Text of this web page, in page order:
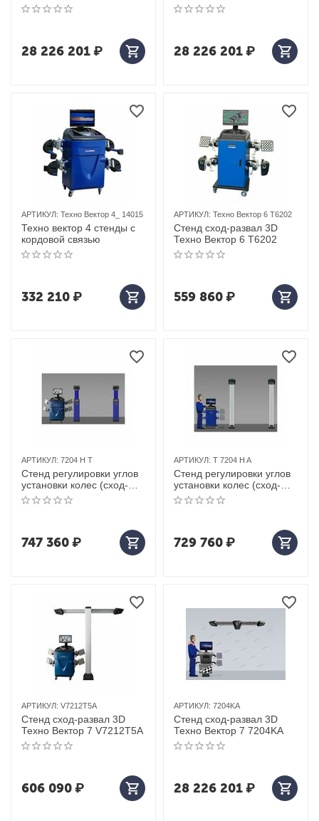
28 226 201₽ 28 226 201₽
АРТИКУЛ: Техно Вектор 4_ 14015
Техно вектор 4 стенды с
кордовой связью
332 210₽
АРТИКУЛ: Техно Вектор 6 T6202
Стенд сход-развал 3D
Техно Вектор 6 T6202
559 860₽
АРТИКУЛ: 7204 H T
Стенд регулировки углов
установки колес (сход-
развал) для
коммерческого
747 360₽
АРТИКУЛ: T 7204 H A
Стенд регулировки углов
установки колес (сход-
развал) Техновектор
(Тула) арт. T 7204 H A
729 760₽
АРТИКУЛ: V7212T5A
Стенд сход-развал 3D
Техно Вектор 7 V7212T5A
606 090₽
АРТИКУЛ: 7204KA
Стенд сход-развал 3D
Техно Вектор 7 7204KA
28 226 201₽